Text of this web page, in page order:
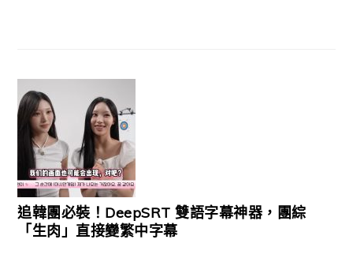
追韓團必裝！DeepSRT 雙語字幕神器，團綜
「生肉」直接變繁中字幕